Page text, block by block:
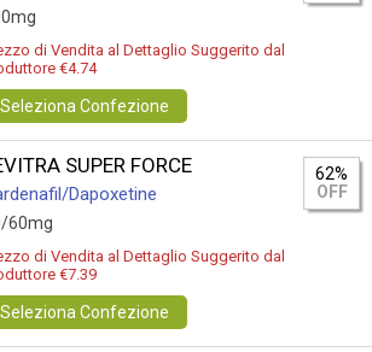
di Vendita al Dettaglio Suggerito dal
€4.74
Seleziona Confezione
SUPER FORCE
Dapoxetine
60mg
62%
OFF
di Vendita al Dettaglio Suggerito dal
€7.39
Seleziona Confezione